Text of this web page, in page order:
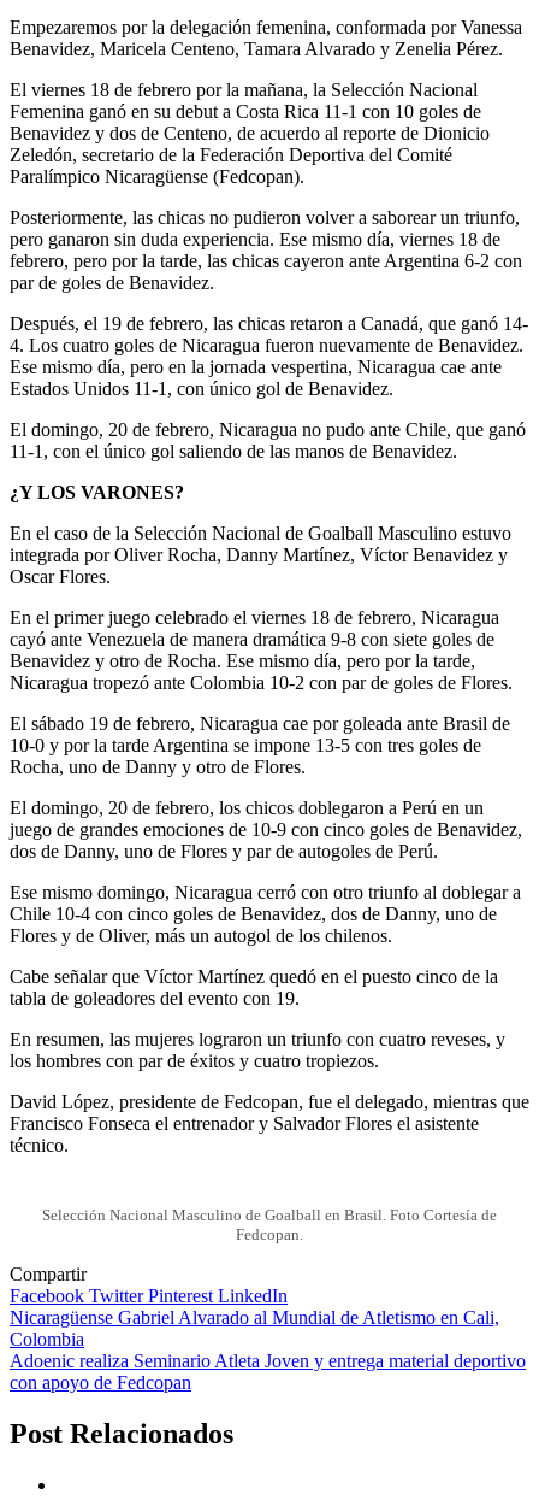
Empezaremos por la delegación femenina, conformada por Vanessa
Benavidez, Maricela Centeno, Tamara Alvarado y Zenelia Pérez.
El viernes 18 de febrero por la mañana, la Selección Nacional
Femenina ganó en su debut a Costa Rica 11-1 con 10 goles de
Benavidez y dos de Centeno, de acuerdo al reporte de Dionicio
Zeledón, secretario de la Federación Deportiva del Comité
Paralímpico Nicaragüense (Fedcopan).
Posteriormente, las chicas no pudieron volver a saborear un triunfo,
pero ganaron sin duda experiencia. Ese mismo día, viernes 18 de
febrero, pero por la tarde, las chicas cayeron ante Argentina 6-2 con
par de goles de Benavidez.
Después, el 19 de febrero, las chicas retaron a Canadá, que ganó 14-
4. Los cuatro goles de Nicaragua fueron nuevamente de Benavidez.
Ese mismo día, pero en la jornada vespertina, Nicaragua cae ante
Estados Unidos 11-1, con único gol de Benavidez.
El domingo, 20 de febrero, Nicaragua no pudo ante Chile, que ganó
11-1, con el único gol saliendo de las manos de Benavidez.
¿Y LOS VARONES?
En el caso de la Selección Nacional de Goalball Masculino estuvo
integrada por Oliver Rocha, Danny Martínez, Víctor Benavidez y
Oscar Flores.
En el primer juego celebrado el viernes 18 de febrero, Nicaragua
cayó ante Venezuela de manera dramática 9-8 con siete goles de
Benavidez y otro de Rocha. Ese mismo día, pero por la tarde,
Nicaragua tropezó ante Colombia 10-2 con par de goles de Flores.
El sábado 19 de febrero, Nicaragua cae por goleada ante Brasil de
10-0 y por la tarde Argentina se impone 13-5 con tres goles de
Rocha, uno de Danny y otro de Flores.
El domingo, 20 de febrero, los chicos doblegaron a Perú en un
juego de grandes emociones de 10-9 con cinco goles de Benavidez,
dos de Danny, uno de Flores y par de autogoles de Perú.
Ese mismo domingo, Nicaragua cerró con otro triunfo al doblegar a
Chile 10-4 con cinco goles de Benavidez, dos de Danny, uno de
Flores y de Oliver, más un autogol de los chilenos.
Cabe señalar que Víctor Martínez quedó en el puesto cinco de la
tabla de goleadores del evento con 19.
En resumen, las mujeres lograron un triunfo con cuatro reveses, y
los hombres con par de éxitos y cuatro tropiezos.
David López, presidente de Fedcopan, fue el delegado, mientras que
Francisco Fonseca el entrenador y Salvador Flores el asistente
técnico.
Selección Nacional Masculino de Goalball en Brasil. Foto Cortesía de
Fedcopan.
Compartir
Facebook TwitterPinterest LinkedIn
Navegación
de
entradas
Nicaragüense Gabriel Alvarado al Mundial de Atletismo en Cali,
Colombia
Adoenic realiza Seminario Atleta Joven y entrega material deportivo
con apoyo de Fedcopan
Post Relacionados